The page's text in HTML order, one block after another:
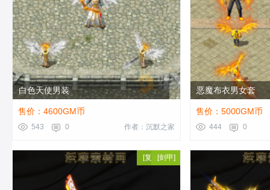
白色天使男装
售价：4600GM币
543 0 作者：沉默之家
恶魔布衣男女套
售价：5000GM币
444 0
[复古剑甲]
[剑甲]